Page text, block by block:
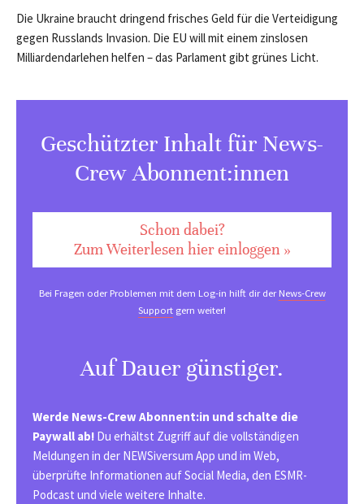
Die Ukraine braucht dringend frisches Geld für die Verteidigung
gegen Russlands Invasion. Die EU will mit einem zinslosen
Milliardendarlehen helfen – das Parlament gibt grünes Licht.
Geschützter Inhalt für News-
Crew Abonnent:innen
Schon dabei?
Zum Weiterlesen hier einloggen »
Bei Fragen oder Problemen mit dem Log-in hilft dir derNews-Crew
Support gern weiter!
Auf Dauer günstiger.
Werde News-Crew Abonnent:in und schalte die
Paywall ab! Du erhältst Zugriff auf die vollständigen
Meldungen in der NEWSiversum App und im Web,
überprüfte Informationen auf Social Media, den ESMR-
Podcast und viele weitere Inhalte.